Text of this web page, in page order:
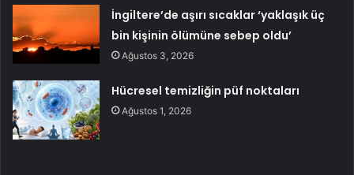
İngiltere’de aşırı sıcaklar ‘yaklaşık üç
bin kişinin ölümüne sebep oldu’
Ağustos 3, 2026
Hücresel temizliğin püf noktaları
Ağustos 1, 2026